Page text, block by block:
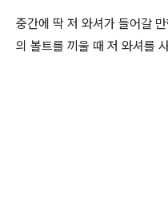
중간에 딱 저 와셔가 들어갈
의 볼트를 끼울 때 저 와셔를